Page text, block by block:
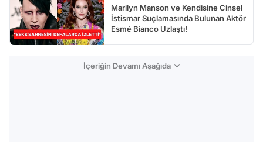
Marilyn Manson ve Kendisine Cinsel
İstismar Suçlamasında Bulunan Aktör
Esmé Bianco Uzlaştı!
İçeriğin Devamı Aşağıda